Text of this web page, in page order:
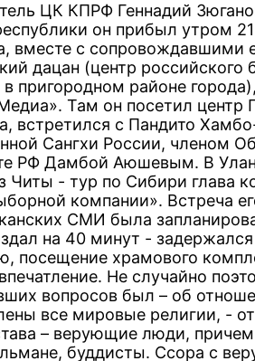
ЦК КПРФ Геннадий
он прибыл утром
вместе с сопровождавшими
дацан (центр
пригородном районе
Там он посетил
встретился с Пандито
Сангхи России, членом
РФ Дамбой Аюшевым. В
Читы - тур по Сибири глава
компании». Встреча
СМИ была
на 40 минут - задержался
посещение храмового
Не случайно
вопросов был – об
все мировые религии, -
– верующие люди,
буддисты. Ссора с